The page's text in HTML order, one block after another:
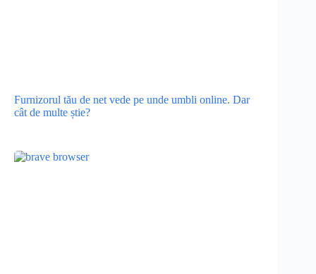
Furnizorul tău de net vede pe unde umbli online. Dar
cât de multe știe?